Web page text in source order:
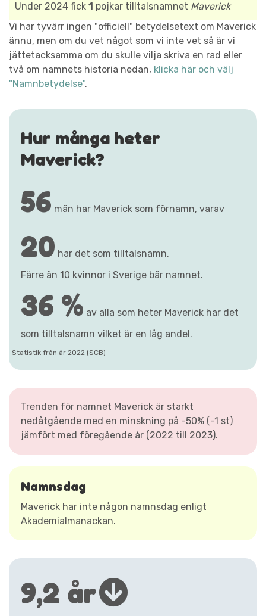
Under 2024 fick 1 pojkar tilltalsnamnet Maverick
Vi har tyvärr ingen "officiell" betydelsetext om Maverick
ännu, men om du vet något som vi inte vet så är vi
jättetacksamma om du skulle vilja skriva en rad eller
två om namnets historia nedan, klicka här och välj
"Namnbetydelse".
Hur många heter
Maverick?
56 män har Maverick som förnamn, varav
20 har det som tilltalsnamn.
Färre än 10 kvinnor i Sverige bär namnet.
36 % av alla som heter Maverick har det
som tilltalsnamn vilket är en låg andel.
Statistik från år 2022 (SCB)
Trenden för namnet Maverick är starkt
nedåtgående med en minskning på -50% (-1 st)
jämfört med föregående år (2022 till 2023).
Namnsdag
Maverick har inte någon namnsdag enligt
Akademialmanackan.
9,2 år